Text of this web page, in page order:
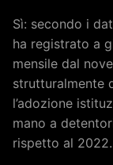
Sì: secondo i
ha registrato a
mensile dal
strutturalmente
l’adozione
mano a
rispetto al 2022.